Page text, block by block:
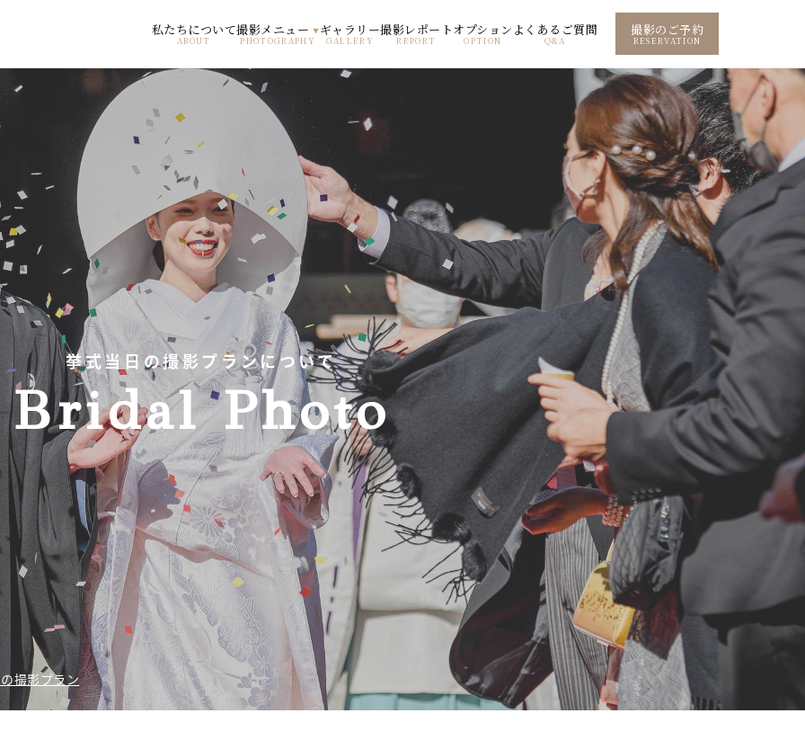
私たちについて
ABOUT
撮影メニュー ▼
PHOTOGRAPHY
ギャラリー
GALLERY
撮影レポート
REPORT
オプション
OPTION
よくあるご質問
Q&A
撮影のご予約
RESERVATION
挙式当日の撮影プランについて
Bridal Photo
撮影プラン